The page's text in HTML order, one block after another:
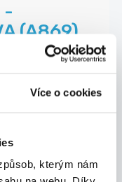
Více o cookies
kterým nám
-
(A869)
a pečlivou
s.r.o.